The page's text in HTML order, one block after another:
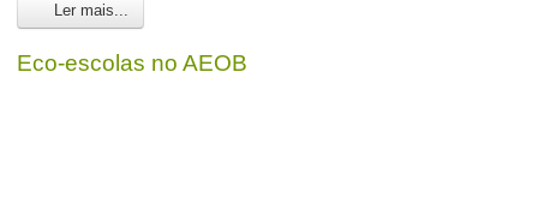
Ler mais...
Eco-escolas no AEOB